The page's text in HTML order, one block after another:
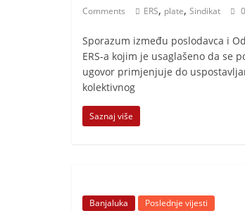
Comments
ERS, plate, Sindikat
Sporazum između poslodavca i
ERS-a kojim je usaglašeno da se
ugovor primjenjuje do
kolektivnog
Saznaj više
Banjaluka Poslednje vijesti